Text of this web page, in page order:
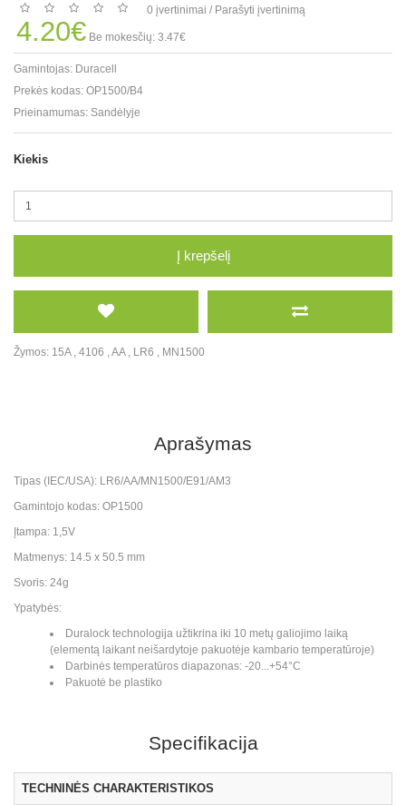
0 įvertinimai / Parašyti įvertinimą
4.20€ Be mokesčių: 3.47€
Gamintojas: Duracell
Prekės kodas: OP1500/B4
Prieinamumas: Sandėlyje
Kiekis
Į krepšelį
Žymos: 15A, 4106 ,AA, LR6 , MN1500
Aprašymas
Tipas (IEC/USA): LR6/AA/MN1500/E91/AM3
Gamintojo kodas: OP1500
Įtampa: 1,5V
Matmenys: 14.5 x 50.5 mm
Svoris: 24g
Ypatybės:
Duralock technologija užtikrina iki 10 metų galiojimo laiką
(elementą laikant neišardytoje pakuotėje kambario temperatūroje)
Darbinės temperatūros diapazonas: -20...+54°C
Pakuotė be plastiko
Specifikacija
TECHNINĖS CHARAKTERISTIKOS